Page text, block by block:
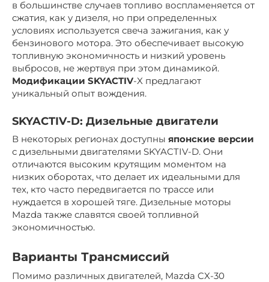
в большинстве случаев топливо воспламеняется от
сжатия, как у дизеля, но при определенных
условиях используется свеча зажигания, как у
бензинового мотора. Это обеспечивает высокую
топливную экономичность и низкий уровень
выбросов, не жертвуя при этом динамикой.
Модификации SKYACTIV-X предлагают
уникальный опыт вождения.
SKYACTIV-D: Дизельные двигатели
В некоторых регионах доступны японские версии
с дизельными двигателями SKYACTIV-D. Они
отличаются высоким крутящим моментом на
низких оборотах, что делает их идеальными для
тех, кто часто передвигается по трассе или
нуждается в хорошей тяге. Дизельные моторы
Mazda также славятся своей топливной
экономичностью.
Варианты Трансмиссий
Помимо различных двигателей, Mazda CX-30